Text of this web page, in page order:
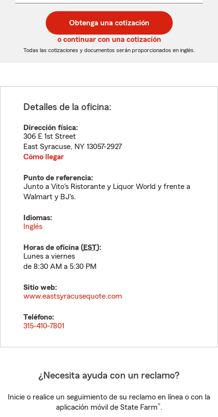
desplegable
de
5
dígitos
de
5
dígitos
Obtenga una cotización
o continuar con una cotización
Todas las cotizaciones y documentos serán proporcionados en inglés.
Detalles de la oficina:
Dirección física:
306 E 1st Street
East Syracuse, NY 13057-2927
Cómo llegar
Punto de referencia:
Junto a Vito's Ristorante y Liquor World y frente a
Walmart y BJ's.
Idiomas:
Inglés
Horas de oficina (EST):
Lunes a viernes
de 8:30 AM a 5:30 PM
Sitio web:
www.eastsyracusequote.com
Teléfono:
315-410-7801
¿Necesita ayuda con un reclamo?
Inicie o realice un seguimiento de su reclamo en línea o con la
aplicación móvil de State Farm®.